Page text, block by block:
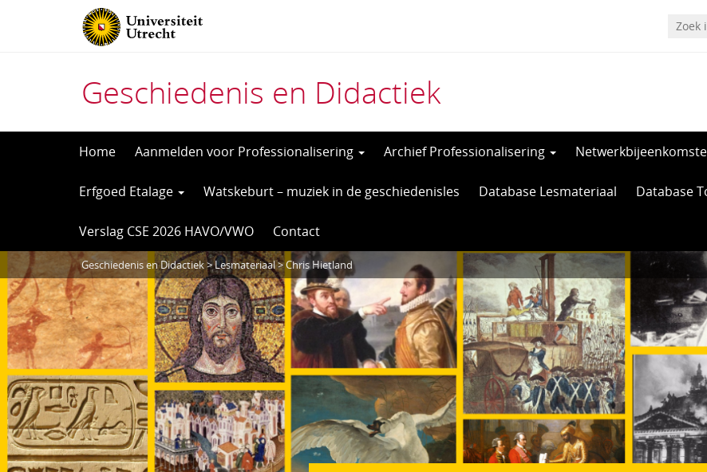
Geschiedenis en Didactiek
Home Aanmelden voor Professionalisering Archief Professionalisering
Erfgoed Etalage Watskeburt – muziek in de geschiedenisles Database Lesmateriaal Database
Verslag CSE 2026 HAVO/VWO Contact
Geschiedenis en Didactiek>Lesmateriaal> Chris Hietland